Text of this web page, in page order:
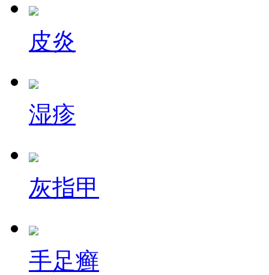
皮炎
湿疹
灰指甲
手足癣